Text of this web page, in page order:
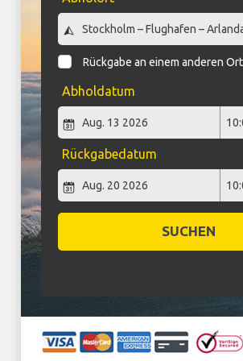
Rückgabe an einem anderen Ort
Abholdatum
Rückgabedatum
SUCHEN